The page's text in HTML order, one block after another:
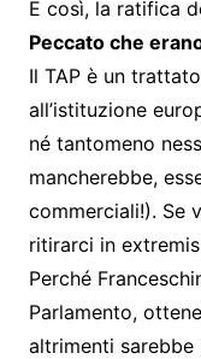
E così, la ratifica
Peccato che
Il TAP è un
all’istituzione
né tantomeno
mancherebbe,
commerciali!). Se
ritirarci in
Perché
Parlamento,
altrimenti